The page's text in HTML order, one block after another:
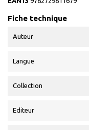
Fiche technique
Auteur
Langue
Collection
Editeur